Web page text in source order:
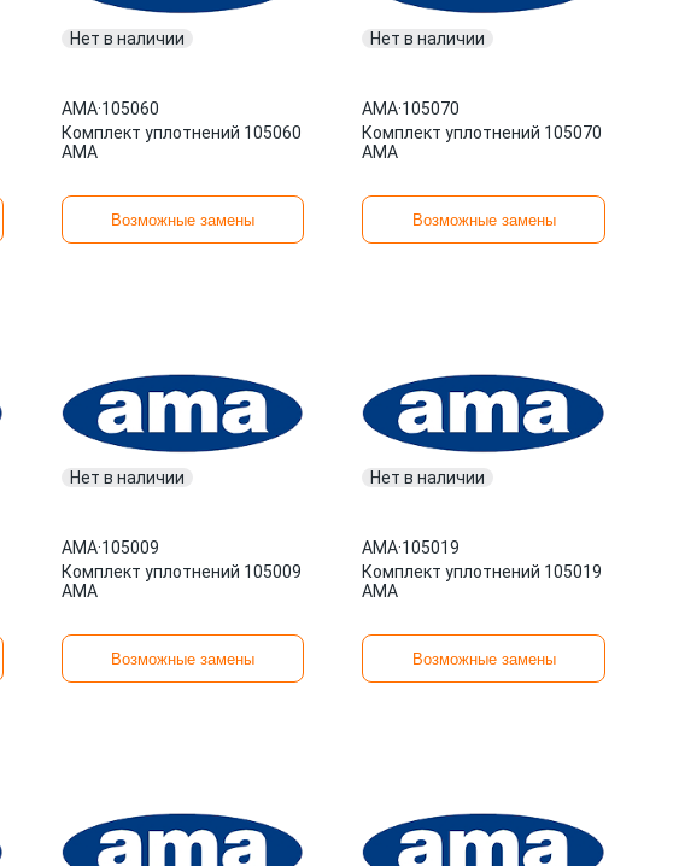
Нет в наличии
AMA·105060
Комплект уплотнений 105060
AMA
Возможные замены
Нет в наличии
AMA·105070
Комплект уплотнений 105070
AMA
Возможные замены
Нет в наличии
AMA·105009
Комплект уплотнений 105009
AMA
Возможные замены
Нет в наличии
AMA·105019
Комплект уплотнений 105019
AMA
Возможные замены